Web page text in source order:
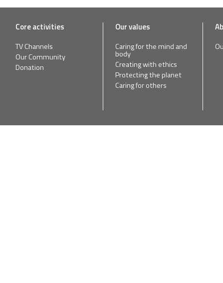
Core activities
TV Channels
Our Community
Donation
Our values
Caring for the mind and
body
Creating with ethics
Protecting the planet
Caring for others